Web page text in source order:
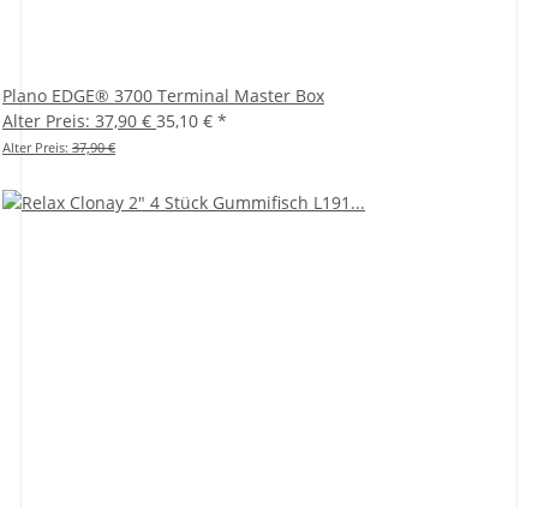
Plano EDGE® 3700 Terminal Master Box
Alter Preis: 37,90 € 35,10 € *
Alter Preis: 37,90 €